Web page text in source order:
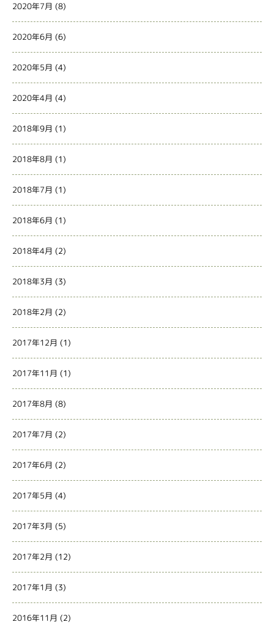
2020年7月 (8)
2020年6月 (6)
2020年5月 (4)
2020年4月 (4)
2018年9月 (1)
2018年8月 (1)
2018年7月 (1)
2018年6月 (1)
2018年4月 (2)
2018年3月 (3)
2018年2月 (2)
2017年12月 (1)
2017年11月 (1)
2017年8月 (8)
2017年7月 (2)
2017年6月 (2)
2017年5月 (4)
2017年3月 (5)
2017年2月 (12)
2017年1月 (3)
2016年11月 (2)